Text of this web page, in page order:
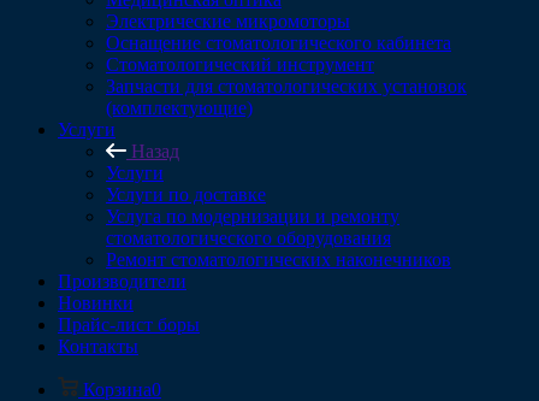
Электрические микромоторы
Оснащение стоматологического кабинета
Стоматологический инструмент
Запчасти для стоматологических установок
(комплектующие)
Услуги
Назад
Услуги
Услуги по доставке
Услуга по модернизации и ремонту
стоматологического оборудования
Ремонт стоматологических наконечников
Производители
Новинки
Прайс-лист боры
Контакты
Корзина0